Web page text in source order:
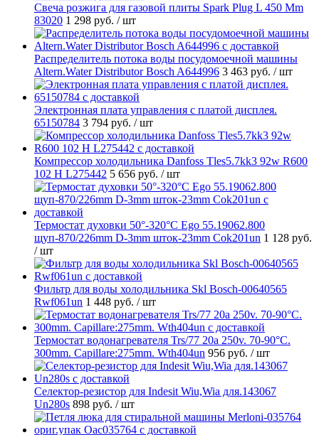
Свеча розжига для газовой плиты Spark Plug L 450 Mm
83020 1 298 руб. / шт
Распределитель потока воды посудомоечной машины
Altern.Water Distributor Bosch A644996 3 463 руб. / шт
Электронная плата управления с платой дисплея.
65150784 3 794 руб. / шт
Компрессор холодильника Danfoss Tles5.7kk3 92w R600
102 H L275442 5 656 руб. / шт
Термостат духовки 50°-320°C Ego 55.19062.800
щуп-870/226mm D-3mm шток-23mm Cok201un 1 128 руб.
/ шт
Фильтр для воды холодильника Skl Bosch-00640565
Rwf061un 1 448 руб. / шт
Термостат водонагревателя Trs/77 20a 250v. 70-90°C.
300mm. Capillare:275mm. Wth404un 956 руб. / шт
Селектор-резистор для Indesit Wiu,Wia для.143067
Un280s 898 руб. / шт